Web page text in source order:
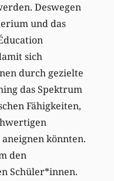
Deswegen
und das
sich
durch gezielte
das Spektrum
Fähigkeiten,
könnten.
den
Schüler*innen.